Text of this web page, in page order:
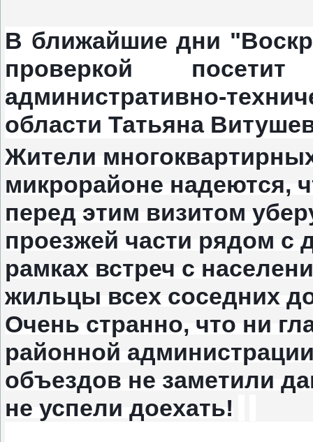
В ближайшие дни
проверкой
административно-
области Татьяна
Жители
микрорайоне надеются,
перед этим визитом
проезжей части рядом с
рамках встреч с
жильцы всех соседних
Очень странно, что ни
районной
объездов не заметили
не успели доехать!